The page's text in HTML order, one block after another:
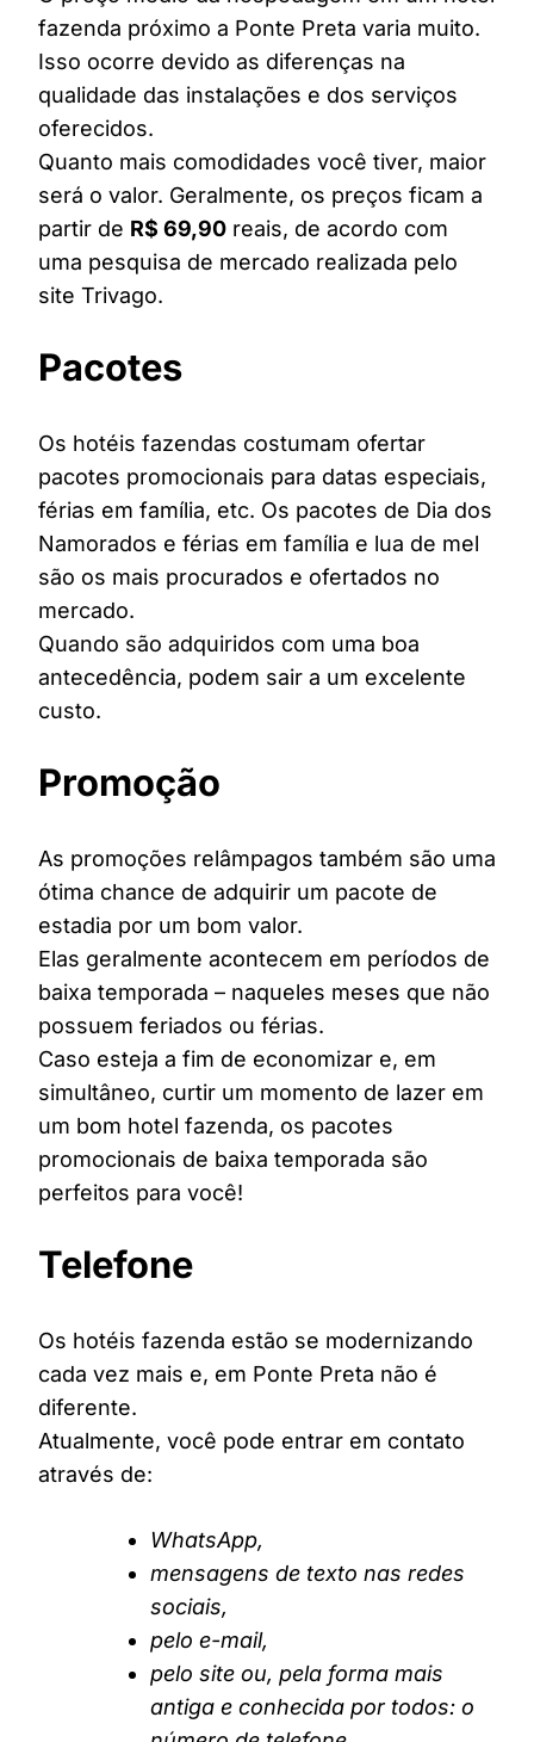
fazenda próximo a Ponte Preta varia muito.
Isso ocorre devido as diferenças na
qualidade das instalações e dos serviços
oferecidos.
Quanto mais comodidades você tiver, maior
será o valor. Geralmente, os preços ficam a
partir de R$ 69,90 reais, de acordo com
uma pesquisa de mercado realizada pelo
site Trivago.
Pacotes
Os hotéis fazendas costumam ofertar
pacotes promocionais para datas especiais,
férias em família, etc. Os pacotes de Dia dos
Namorados e férias em família e lua de mel
são os mais procurados e ofertados no
mercado.
Quando são adquiridos com uma boa
antecedência, podem sair a um excelente
custo.
Promoção
As promoções relâmpagos também são uma
ótima chance de adquirir um pacote de
estadia por um bom valor.
Elas geralmente acontecem em períodos de
baixa temporada – naqueles meses que não
possuem feriados ou férias.
Caso esteja a fim de economizar e, em
simultâneo, curtir um momento de lazer em
um bom hotel fazenda, os pacotes
promocionais de baixa temporada são
perfeitos para você!
Telefone
Os hotéis fazenda estão se modernizando
cada vez mais e, em Ponte Preta não é
diferente.
Atualmente, você pode entrar em contato
através de:
WhatsApp,
mensagens de texto nas redes
sociais,
pelo e-mail,
pelo site ou, pela forma mais
antiga e conhecida por todos: o